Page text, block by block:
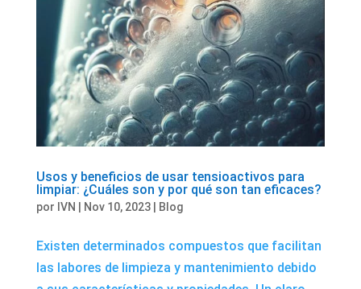
Usos y beneficios de usar tensioactivos para
limpiar: ¿Cuáles son y por qué son tan eficaces?
por IVN Nov 10, 2023| Blog
Existen determinados compuestos que facilitan
las labores de limpieza y mantenimiento debido